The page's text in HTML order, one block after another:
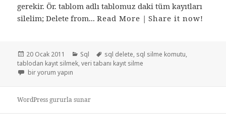
gerekir. Ör. tablom adlı tablomuz daki tüm kayıtları
silelim; Delete from...Read More |Share it now!
Yayın
tarihi
20 Ocak 2011 Kategoriler
Sql Etiketler
sql delete, sql silme komutu,
tablodan kayıt silmek,veri tabanı kayıt silme
Kayıt silme Delete için
bir yorum yapın
WordPress gururla sunar